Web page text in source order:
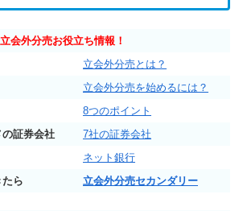
立会外分売お役立ち情報！
立会外分売とは？
立会外分売を始めるには？
8つのポイント
証券会社
7社の証券会社
ネット銀行
ら
立会外分売セカンダリー